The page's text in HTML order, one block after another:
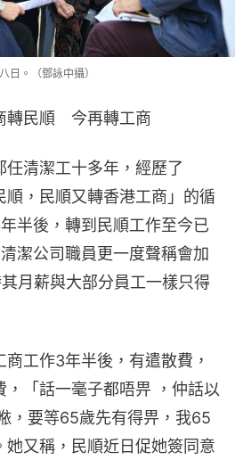
日。（鄧詠中攝）
轉民順　今再轉工商
清潔工十多年，經歷了
順，民順又轉香港工商」的循
半後，轉到民順工作至今已
潔公司職員更一度聲稱會加
月薪與大部分員工一樣只得
工作3年半後，有遣散費，
「話一毫子都唔畀 ，仲話以
，要等65歲先有得畀，我65
她又稱，民順近日促她簽同意